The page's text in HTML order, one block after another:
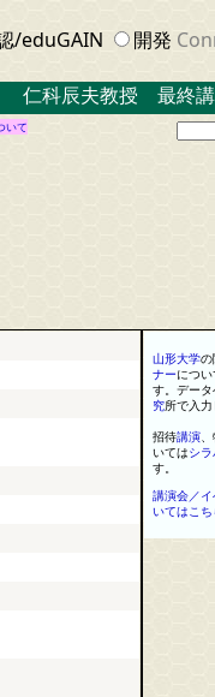
/eduGAIN 開発
仁科辰夫教授 最終講
いて
山形大学の
ナーについ
す。 データ
究所で入
招待講演、
いてはシ
す。
講演会／
いてはこち